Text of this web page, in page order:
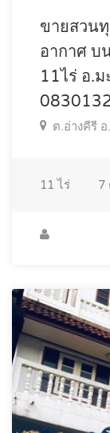
ขายสวน
อากาศ บ
11ไร่ อ.
ต.อ่างคีรี
11 ไร่ 7